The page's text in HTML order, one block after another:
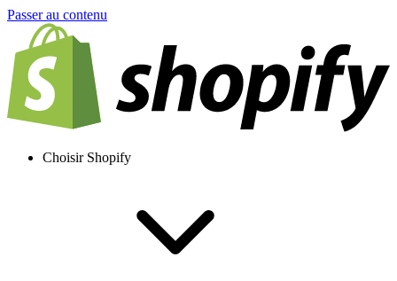
Passer au contenu
Choisir Shopify